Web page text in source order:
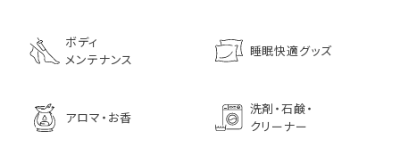
ボディ
メンテナンス
睡眠快適グッズ
アロマ・お香
洗剤・石鹸・
クリーナー